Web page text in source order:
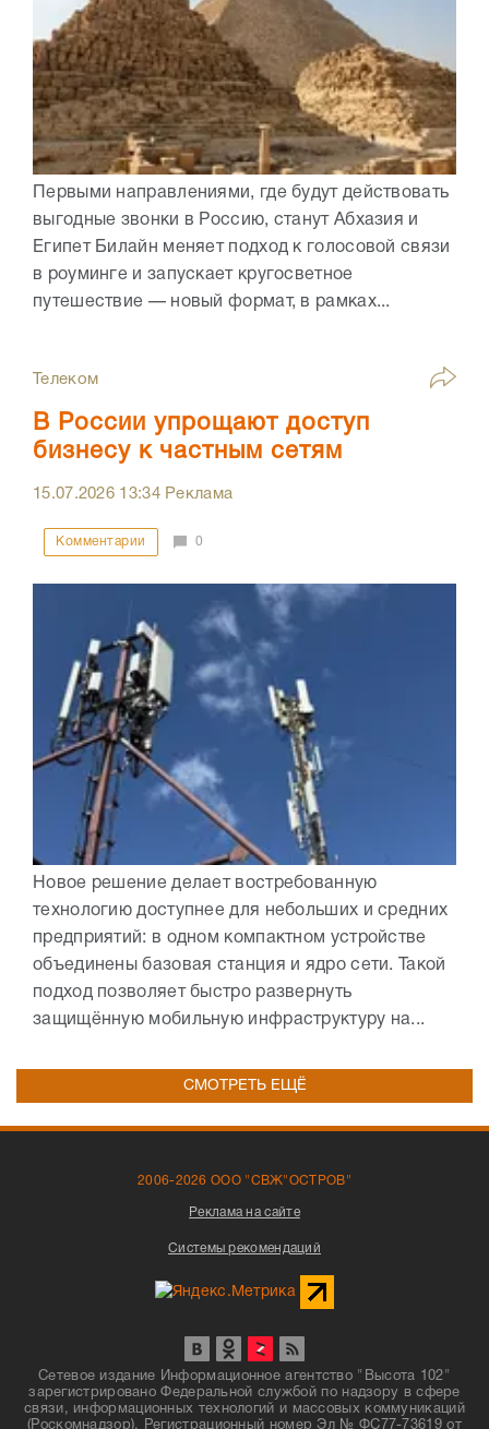
Первыми направлениями, где будут действовать
выгодные звонки в Россию, станут Абхазия и
Египет Билайн меняет подход к голосовой связи
в роуминге и запускает кругосветное
путешествие — новый формат, в рамках...
Телеком
В России упрощают доступ
бизнесу к частным сетям
15.07.2026 13:34Реклама
Комментарии 0
Новое решение делает востребованную
технологию доступнее для небольших и средних
предприятий: в одном компактном устройстве
объединены базовая станция и ядро сети. Такой
подход позволяет быстро развернуть
защищённую мобильную инфраструктуру на...
СМОТРЕТЬ ЕЩЁ
2006-2026 ООО "СВЖ"ОСТРОВ"
Реклама на сайте
Системы рекомендаций
Сетевое издание Информационное агентство "Высота 102"
зарегистрировано Федеральной службой по надзору в сфере
связи, информационных технологий и массовых коммуникаций
(Роскомнадзор). Регистрационный номер Эл № ФС77-73619 от